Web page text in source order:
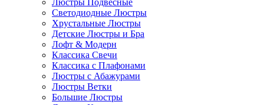
Люстры Подвесные
Светодиодные Люстры
Хрустальные Люстры
Детские Люстры и Бра
Лофт & Модерн
Классика Свечи
Классика с Плафонами
Люстры с Абажурами
Люстры Ветки
Большие Люстры